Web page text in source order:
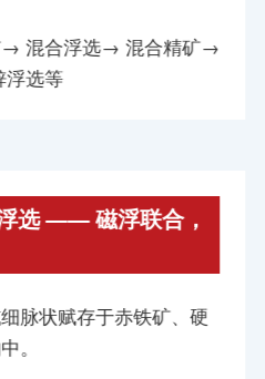
→ 混合浮选→ 混合精矿→
选等
选 —— 磁浮联合，
脉状赋存于赤铁矿、硬
。